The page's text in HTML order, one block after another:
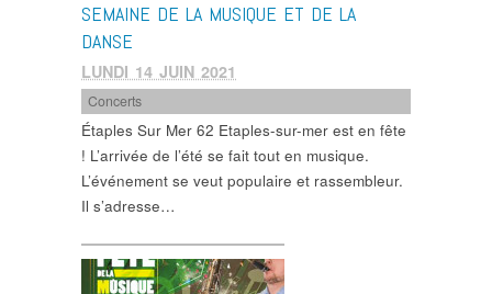
SEMAINE DE LA MUSIQUE ET DE LA
DANSE
LUNDI 14 JUIN 2021
Concerts
Étaples Sur Mer 62 Etaples-sur-mer est en fête
! L’arrivée de l’été se fait tout en musique.
L’événement se veut populaire et rassembleur.
Il s’adresse…